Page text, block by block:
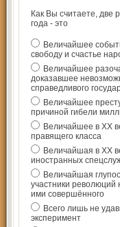
Как Вы считаете, две
года - это
Величайшее
свободу и счастье
Величайшее
доказавшее
справедливого
Величайшее
причиной гибели
Величайшее в ХХ
правящего класса
Величайшая в ХХ
иностранных
Величайшая
участники революций
ими совершённого
Всего лишь не
эксперимент